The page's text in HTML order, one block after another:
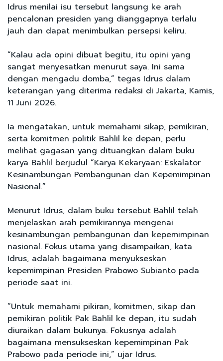
Idrus menilai isu tersebut langsung ke arah
pencalonan presiden yang dianggapnya terlalu
jauh dan dapat menimbulkan persepsi keliru.
“Kalau ada opini dibuat begitu, itu opini yang
sangat menyesatkan menurut saya. Ini sama
dengan mengadu domba,” tegas Idrus dalam
keterangan yang diterima redaksi di Jakarta, Kamis,
11 Juni 2026.
Ia mengatakan, untuk memahami sikap, pemikiran,
serta komitmen politik Bahlil ke depan, perlu
melihat gagasan yang dituangkan dalam buku
karya Bahlil berjudul “Karya Kekaryaan: Eskalator
Kesinambungan Pembangunan dan Kepemimpinan
Nasional.”
Menurut Idrus, dalam buku tersebut Bahlil telah
menjelaskan arah pemikirannya mengenai
kesinambungan pembangunan dan kepemimpinan
nasional. Fokus utama yang disampaikan, kata
Idrus, adalah bagaimana menyukseskan
kepemimpinan Presiden Prabowo Subianto pada
periode saat ini.
“Untuk memahami pikiran, komitmen, sikap dan
pemikiran politik Pak Bahlil ke depan, itu sudah
diuraikan dalam bukunya. Fokusnya adalah
bagaimana mensukseskan kepemimpinan Pak
Prabowo pada periode ini,” ujar Idrus.